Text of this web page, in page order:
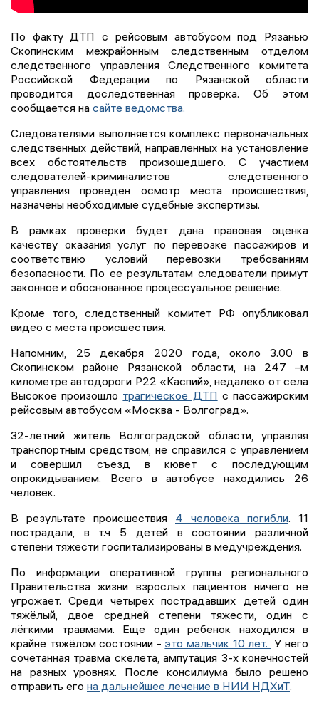
По факту ДТП с рейсовым автобусом под Рязанью
Скопинским межрайонным следственным отделом
следственного управления Следственного комитета
Российской Федерации по Рязанской области
проводится доследственная проверка. Об этом
сообщается на сайте ведомства.
Следователями выполняется комплекс первоначальных
следственных действий, направленных на установление
всех обстоятельств произошедшего. С участием
следователей-криминалистов следственного
управления проведен осмотр места происшествия,
назначены необходимые судебные экспертизы.
В рамках проверки будет дана правовая оценка
качеству оказания услуг по перевозке пассажиров и
соответствию условий перевозки требованиям
безопасности. По ее результатам следователи примут
законное и обоснованное процессуальное решение.
Кроме того, следственный комитет РФ опубликовал
видео с места происшествия.
Напомним, 25 декабря 2020 года, около 3.00 в
Скопинском районе Рязанской области, на 247 –м
километре автодороги Р22 «Каспий», недалеко от села
Высокое произошло трагическое ДТП с пассажирским
рейсовым автобусом «Москва - Волгоград».
32-летний житель Волгоградской области, управляя
транспортным средством, не справился с управлением
и совершил съезд в кювет с последующим
опрокидыванием. Всего в автобусе находились 26
человек.
В результате происшествия 4 человека погибли. 11
пострадали, в т.ч 5 детей в состоянии различной
степени тяжести госпитализированы в медучреждения.
По информации оперативной группы регионального
Правительства жизни взрослых пациентов ничего не
угрожает. Среди четырех пострадавших детей один
тяжёлый, двое средней степени тяжести, один с
лёгкими травмами. Еще один ребенок находился в
крайне тяжёлом состоянии - это мальчик 10 лет. У него
сочетанная травма скелета, ампутация 3-х конечностей
на разных уровнях. После консилиума было решено
отправить его на дальнейшее лечение в НИИ НДХиТ.